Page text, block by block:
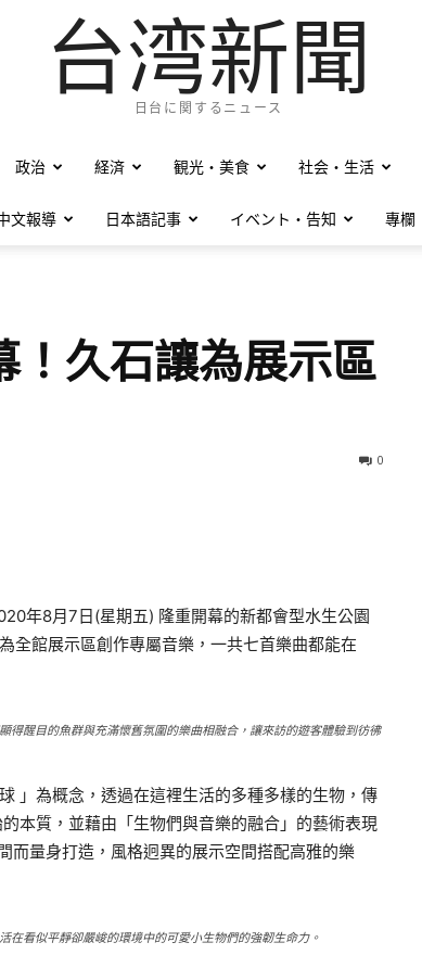
台湾新聞
日台に関するニュース
政治 経済 観光・美食 社会・生活
文報導 日本語記事 イベント・告知 專欄
！久石讓為展示區
0
年8月7日(星期五) 隆重開幕的新都會型水生公園
全館展示區創作專屬音樂，一共七首樂曲都能在
得醒目的魚群與充滿懷舊氛圍的樂曲相融合，讓來訪的遊客體驗到彷彿
」為概念，透過在這裡生活的多種多樣的生物，傳
本質，並藉由「生物們與音樂的融合」的藝術表現
而量身打造，風格迥異的展示空間搭配高雅的樂
在看似平靜卻嚴峻的環境中的可愛小生物們的強韌生命力。